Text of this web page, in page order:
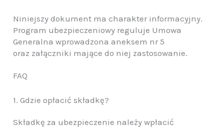
Niniejszy dokument ma charakter informacyjny.
Program ubezpieczeniowy reguluje Umowa
Generalna wprowadzona aneksem nr 5
oraz załączniki mające do niej zastosowanie.
FAQ
1. Gdzie opłacić składkę?
Składkę za ubezpieczenie należy wpłacić